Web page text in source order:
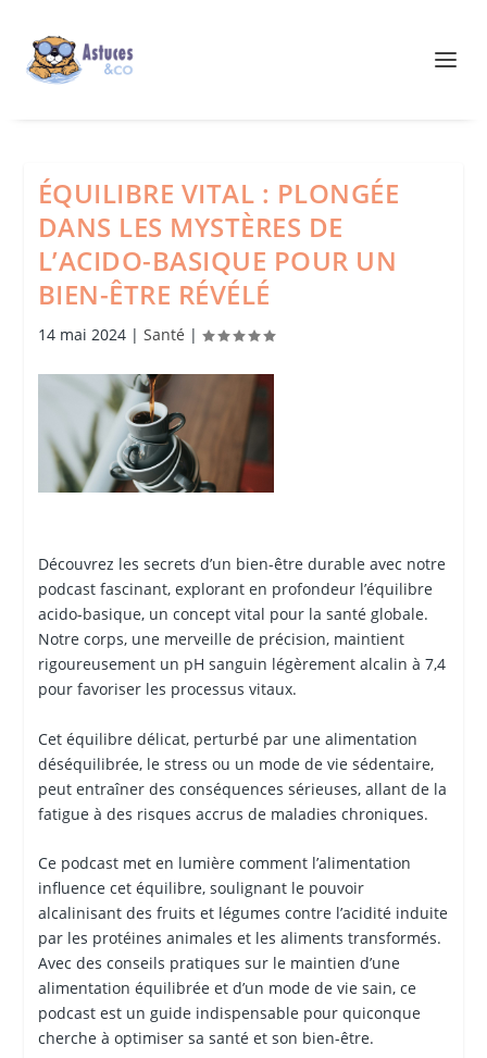
ÉQUILIBRE VITAL : PLONGÉE
DANS LES MYSTÈRES DE
L’ACIDO-BASIQUE POUR UN
BIEN-ÊTRE RÉVÉLÉ
14 mai 2024| Santé |
Découvrez les secrets d’un bien-être durable avec notre
podcast fascinant, explorant en profondeur l’équilibre
acido-basique, un concept vital pour la santé globale.
Notre corps, une merveille de précision, maintient
rigoureusement un pH sanguin légèrement alcalin à 7,4
pour favoriser les processus vitaux.
Cet équilibre délicat, perturbé par une alimentation
déséquilibrée, le stress ou un mode de vie sédentaire,
peut entraîner des conséquences sérieuses, allant de la
fatigue à des risques accrus de maladies chroniques.
Ce podcast met en lumière comment l’alimentation
influence cet équilibre, soulignant le pouvoir
alcalinisant des fruits et légumes contre l’acidité induite
par les protéines animales et les aliments transformés.
Avec des conseils pratiques sur le maintien d’une
alimentation équilibrée et d’un mode de vie sain, ce
podcast est un guide indispensable pour quiconque
cherche à optimiser sa santé et son bien-être.